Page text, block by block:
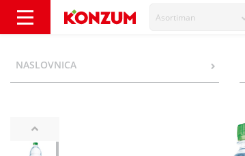
Asortiman
NASLOVNICA